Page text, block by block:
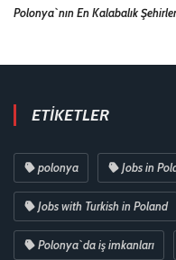
Polonya`nın En Kalabalık
ETIKETLER
polonya Jobs in
Jobs with Turkish in Poland
Polonya`da iş imkanları